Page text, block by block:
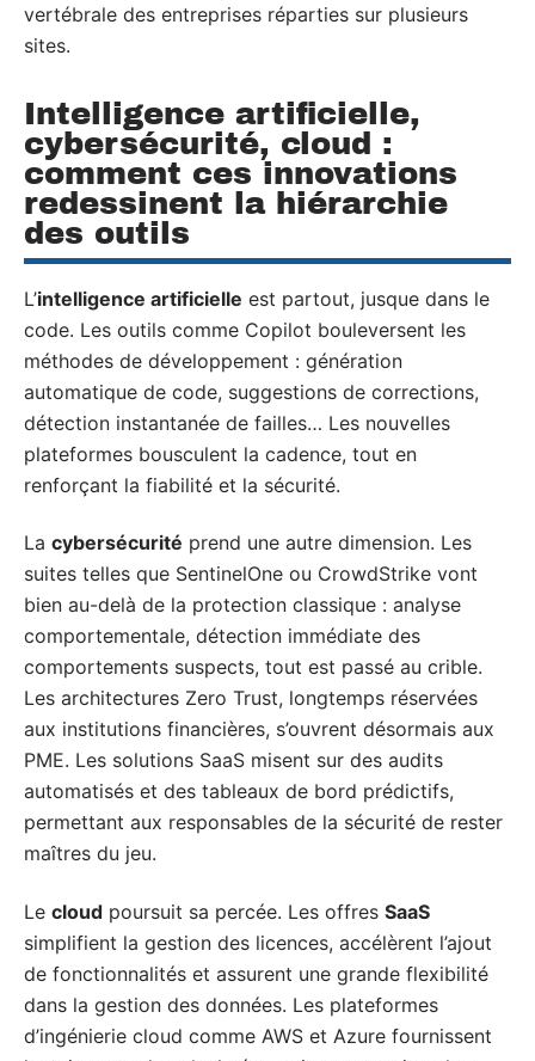
vertébrale des entreprises réparties sur plusieurs
sites.
Intelligence artificielle,
cybersécurité, cloud :
comment ces innovations
redessinent la hiérarchie
des outils
L’intelligence artificielle est partout, jusque dans le
code. Les outils comme Copilot bouleversent les
méthodes de développement : génération
automatique de code, suggestions de corrections,
détection instantanée de failles… Les nouvelles
plateformes bousculent la cadence, tout en
renforçant la fiabilité et la sécurité.
La cybersécurité prend une autre dimension. Les
suites telles que SentinelOne ou CrowdStrike vont
bien au-delà de la protection classique : analyse
comportementale, détection immédiate des
comportements suspects, tout est passé au crible.
Les architectures Zero Trust, longtemps réservées
aux institutions financières, s’ouvrent désormais aux
PME. Les solutions SaaS misent sur des audits
automatisés et des tableaux de bord prédictifs,
permettant aux responsables de la sécurité de rester
maîtres du jeu.
Le cloud poursuit sa percée. Les offres SaaS
simplifient la gestion des licences, accélèrent l’ajout
de fonctionnalités et assurent une grande flexibilité
dans la gestion des données. Les plateformes
d’ingénierie cloud comme AWS et Azure fournissent